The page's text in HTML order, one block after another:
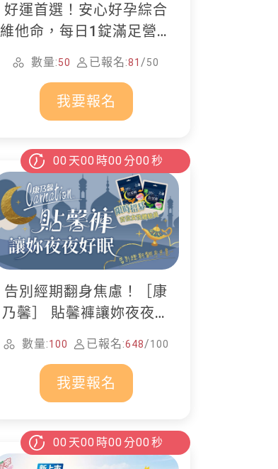
好運首選！安心好孕綜合
維他命，每日1錠滿足營養
所需
數量:50 已報名:81 /50
我要報名
00 天00 時00 分00 秒
告別經期翻身焦慮！［康
乃馨］ 貼馨褲讓妳夜夜好
數量:100 已報名:648/100
我要報名
00 天00 時00 分00 秒